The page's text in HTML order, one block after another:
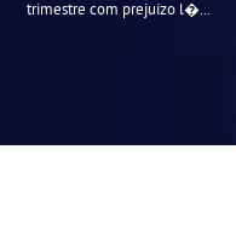
trimestre com prejuízo l�...